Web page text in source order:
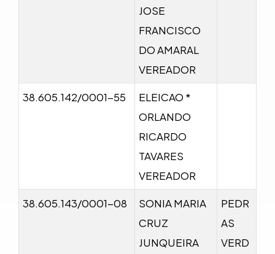
JOSE
FRANCISCO
DO AMARAL
VEREADOR
38.605.142/0001-55
ELEICAO *
ORLANDO
RICARDO
TAVARES
VEREADOR
38.605.143/0001-08
SONIA MARIA
CRUZ
JUNQUEIRA
PEDR
AS
VERD